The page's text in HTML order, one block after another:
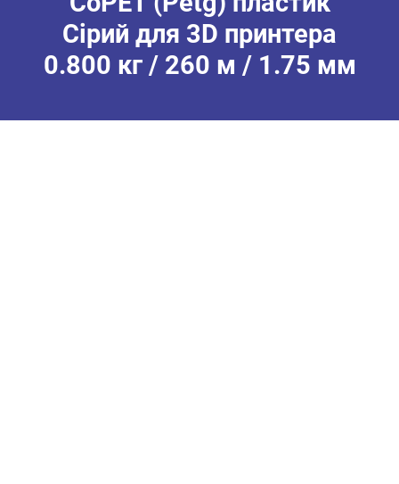
Сірий для 3D принтера
0.800 кг / 260 м / 1.75 мм